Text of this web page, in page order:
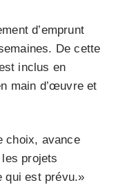
d’emprunt
De cette
inclus en
main d’œuvre et
choix, avance
projets
qui est prévu.»